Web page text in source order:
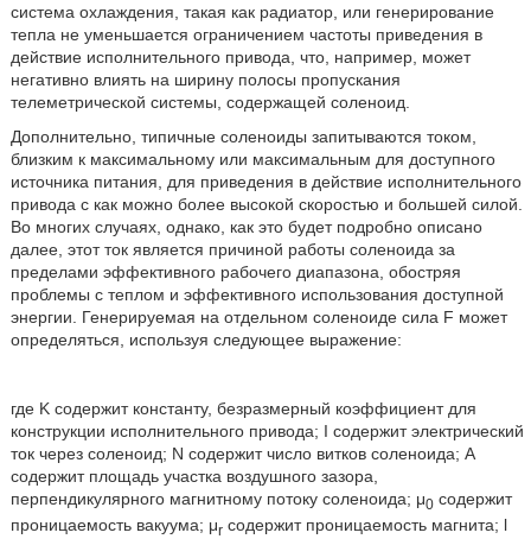
система охлаждения, такая как радиатор, или генерирование
тепла не уменьшается ограничением частоты приведения в
действие исполнительного привода, что, например, может
негативно влиять на ширину полосы пропускания
телеметрической системы, содержащей соленоид.
Дополнительно, типичные соленоиды запитываются током,
близким к максимальному или максимальным для доступного
источника питания, для приведения в действие исполнительного
привода с как можно более высокой скоростью и большей силой.
Во многих случаях, однако, как это будет подробно описано
далее, этот ток является причиной работы соленоида за
пределами эффективного рабочего диапазона, обостряя
проблемы с теплом и эффективного использования доступной
энергии. Генерируемая на отдельном соленоиде сила F может
определяться, используя следующее выражение:
где K содержит константу, безразмерный коэффициент для
конструкции исполнительного привода; I содержит электрический
ток через соленоид; N содержит число витков соленоида; A
содержит площадь участка воздушного зазора,
перпендикулярного магнитному потоку соленоида; μ0содержит
проницаемость вакуума; μrсодержит проницаемость магнита; l